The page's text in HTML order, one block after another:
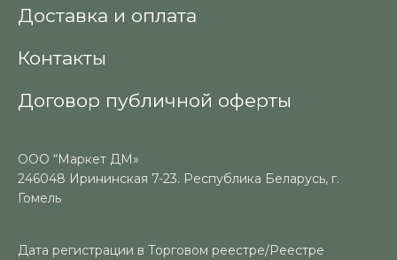
Доставка и оплата
Контакты
Договор публичной оферты
ООО “Маркет ДМ»
246048 Ирининская 7-23. Республика Беларусь, г.
Гомель
Дата регистрации в Торговом реестре/Реестре